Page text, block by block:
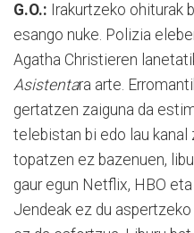
G.O.: Irakurtzeko ohiturak
esango nuke. Polizia
Agatha Christieren
Asistentara arte.
gertatzen zaiguna da
telebistan bi edo lau
topatzen ez bazenuen,
gaur egun Netflix, HBO
Jendeak ez du